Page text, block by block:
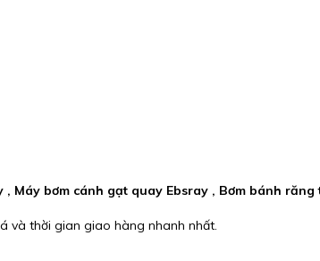
Máy bơm cánh gạt quay Ebsray , Bơm bánh
và thời gian giao hàng nhanh nhất.